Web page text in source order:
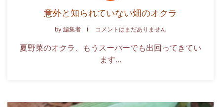
意外と知られていない畑のオクラ
by 編集者 コメントはまだありません
夏野菜のオクラ、もうスーパーでも出回ってきてい
ます...